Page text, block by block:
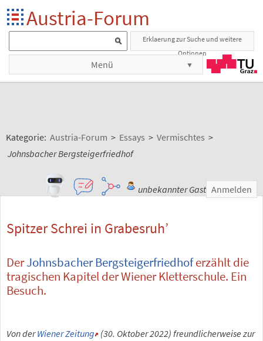
Austria-Forum
Erklaerung zur Suche und weitere
Optionen
Menü
Kategorie: Austria-Forum > Essays > Vermischtes >
Johnsbacher Bergsteigerfriedhof
unbekannter Gast Anmelden
Spitzer Schrei in Grabesruh’
DerJohnsbacher Bergsteigerfriedhoferzählt die
tragischen Kapitel der Wiener Kletterschule. Ein
Besuch.
Von derWiener Zeitung (30. Oktober 2022) freundlicherweise zur